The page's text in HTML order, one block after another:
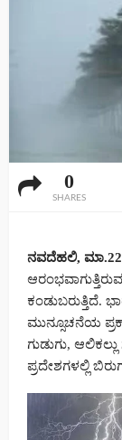
0
SHARES
ನವದೆಹಲಿ,
ಕಂಡುಬರುತ್ತಿದೆ.
ಮುನ್ಸೂಚನೆಯ
ಗುಡುಗು,
ಪ್ರದೇಶಗಳಲ್ಲಿ